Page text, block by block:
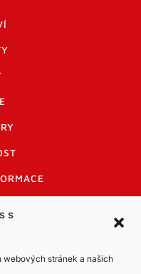
s
webových stránek a našich